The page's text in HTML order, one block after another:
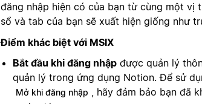
đăng nhập hiện có của bạn từ cùng một
sổ và tab của bạn sẽ xuất hiện giống như
Điểm khác biệt với MSIX
Bắt đầu khi đăng nhập được quản lý
quản lý trong ứng dụng Notion. Để sử
Mở khi đăng nhập , hãy đảm bảo bạn đã